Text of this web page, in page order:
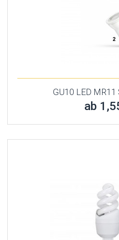
GU10 LED MR11
ab